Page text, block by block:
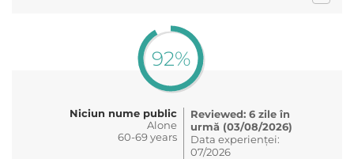
92%
Niciun nume public
Alone
60-69 years
Reviewed: 6 zile în
urmă (03/08/2026)
Data experienței:
07/2026